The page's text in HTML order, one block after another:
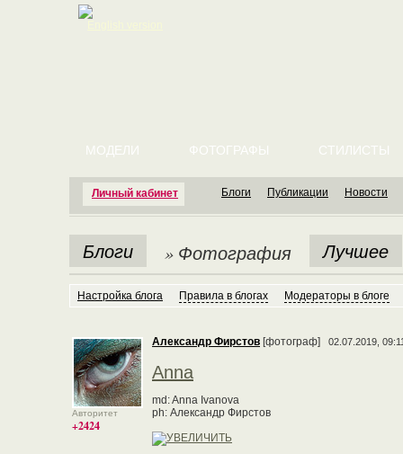
Личный кабинет
МОДЕЛИ ФОТОГРАФЫ СТИЛИСТЫ
Блоги Публикации Новости
Блоги » Фотография Лучшее
Настройка блога Правила в блогах Модераторы в блоге
Авторитет
+2424
Александр Фирстов [фотограф] 02.07.2019,
Anna
md: Anna Ivanova
ph: Александр Фирстов